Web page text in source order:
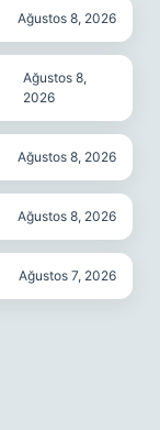
Ağustos 8, 2026
Ağustos 8,
2026
Ağustos 8, 2026
Ağustos 8, 2026
Ağustos 7, 2026